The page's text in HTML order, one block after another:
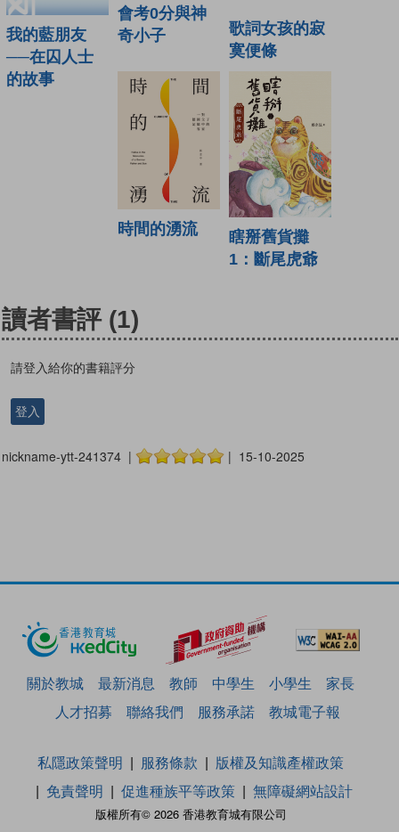
我的藍朋友
──在囚人士
的故事
會考0分與神
奇小子
歌詞女孩的寂
寞便條
時間的湧流
瞎掰舊貨攤
1：斷尾虎爺
讀者書評 (1)
請登入給你的書籍評分
登入
nickname-ytt-241374 | | 15-10-2025
關於教城 最新消息 教師 中學生 小學生
家長
人才招募
聯絡我們 服務承諾 教城電子報
版權所有© 2026 香港教育城有限公司
私隱政策聲明 服務條款
版權及知識產權政策
免責聲明
促進種族平等政策 無障礙網站設計